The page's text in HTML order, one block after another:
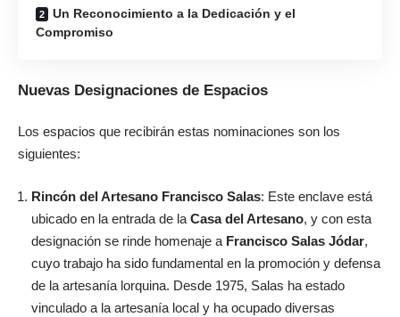
Un Reconocimiento a la Dedicación y el
Compromiso
Nuevas Designaciones de Espacios
Los espacios que recibirán estas nominaciones son los
siguientes:
Rincón del Artesano Francisco Salas: Este enclave está
ubicado en la entrada de la Casa del Artesano, y con esta
designación se rinde homenaje a Francisco Salas Jódar,
cuyo trabajo ha sido fundamental en la promoción y defensa
de la artesanía lorquina. Desde 1975, Salas ha estado
vinculado a la artesanía local y ha ocupado diversas